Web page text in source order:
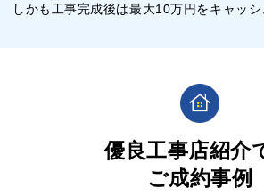
しかも工事完成後は最大10万円をキャッシ
優良工事店紹介
ご成約事例